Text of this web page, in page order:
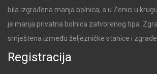
bila izgrađena manja bolnica, a u Zenici u
je manja privatna bolnica zatvorenog tipa.
smještena između željezničke stanice i
Registracija